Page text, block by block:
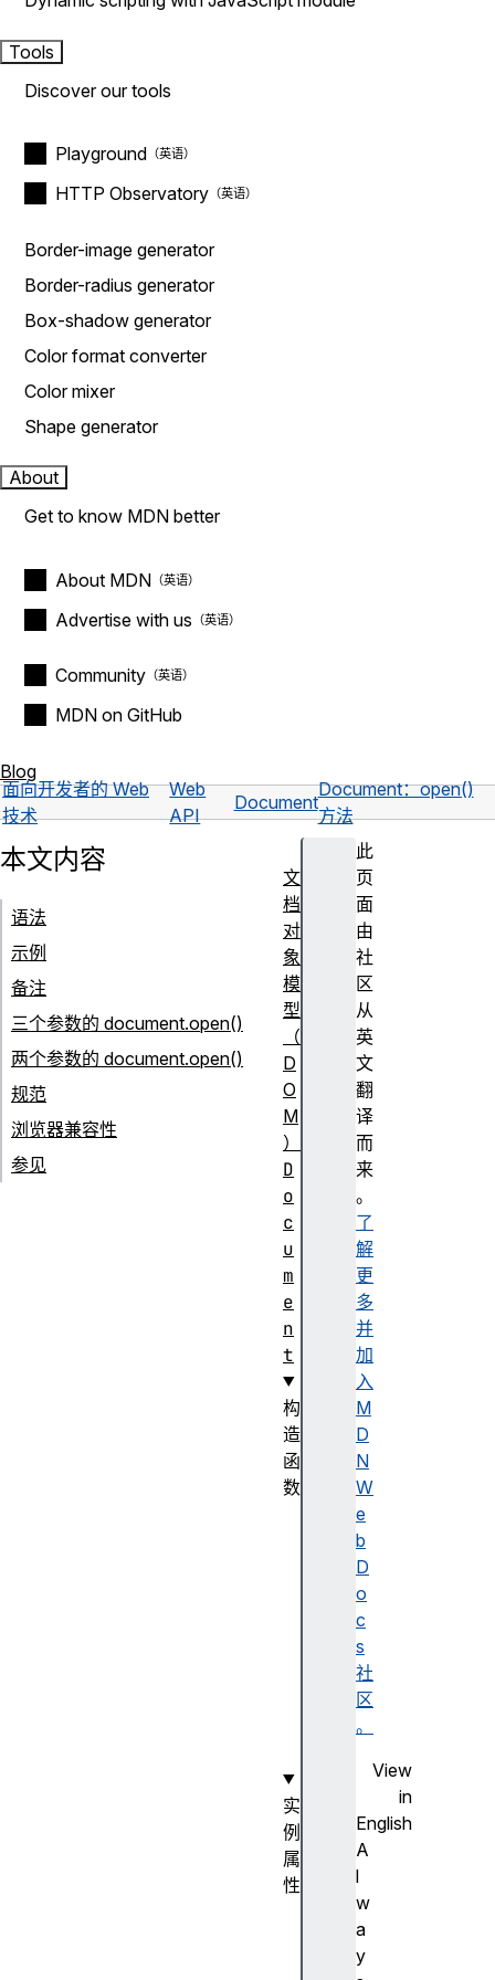
Tools
Discover our tools
Playground
HTTP Observatory
Border-image generator
Border-radius generator
Box-shadow generator
Color format converter
Color mixer
Shape generator
About
Get to know MDN better
About MDN
Advertise with us
Community
MDN on GitHub
Blog
面向开发者的 Web
技术
Web
API
Document
Document：open()
方法
此
页
面
由
社
区
从
英
文
翻
译
而
来
。
了
解
更
多
并
加
入
M
D
N
W
e
b
D
o
c
s
社
区
。
View
in
English
A
l
w
a
y
本文内容
语法
示例
备注
三个参数的 document.open()
两个参数的 document.open()
规范
浏览器兼容性
参见
文
档
对
象
模
型
（
D
O
M
）
D
o
c
u
m
e
n
t
构
造
函
数
实
例
属
性